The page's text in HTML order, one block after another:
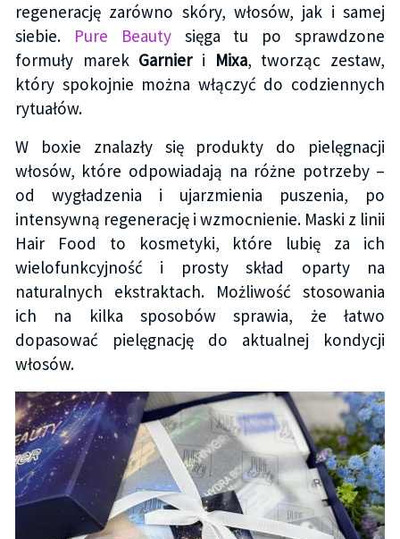
regenerację zarówno skóry, włosów, jak i samej
siebie. Pure Beautysięga tu po sprawdzone
formuły marek Garnieri Mixa, tworząc zestaw,
który spokojnie można włączyć do codziennych
rytuałów.
W boxie znalazły się produkty do pielęgnacji
włosów, które odpowiadają na różne potrzeby –
od wygładzenia i ujarzmienia puszenia, po
intensywną regenerację i wzmocnienie. Maski z linii
Hair Food to kosmetyki, które lubię za ich
wielofunkcyjność i prosty skład oparty na
naturalnych ekstraktach. Możliwość stosowania
ich na kilka sposobów sprawia, że łatwo
dopasować pielęgnację do aktualnej kondycji
włosów.